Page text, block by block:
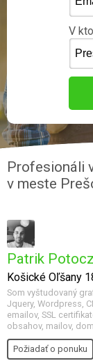
V
Profesionáli
v meste
Patrik
Košické Oľšany
Som vyštudovaný
Jquery, Wordpress,
emailov, SSL
obsahov, mailov,
Požiadať o ponuku